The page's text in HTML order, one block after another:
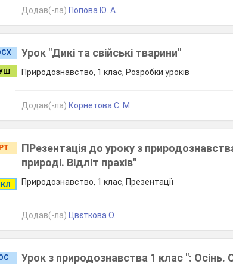
Додав(-ла) Попова Ю. А.
Урок "Дикі та свійські тварини"
Природознавство, 1 клас, Розробки уроків
Додав(-ла) Корнетова С. М.
ПРезентація до уроку з
природі. Відліт прахів"
Природознавство, 1 клас, Презентації
Додав(-ла) Цвєткова О.
Урок з природознавства 1 клас ": Осінь.